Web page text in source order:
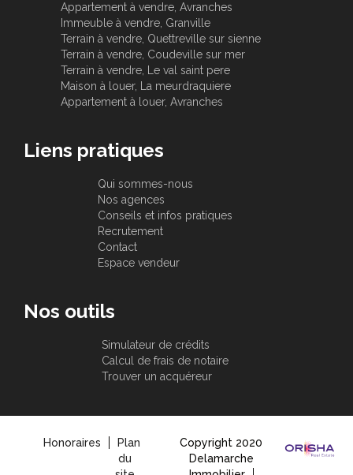
Appartement à vendre, Avranches
Immeuble à vendre, Granville
Terrain à vendre, Quettreville sur sienne
Terrain à vendre, Coudeville sur mer
Terrain à vendre, Le val saint pere
Maison à louer, La meurdraquiere
Appartement à louer, Avranches
Liens pratiques
Qui sommes-nous
Nos agences
Conseils et infos pratiques
Recrutement
Contact
Espace vendeur
Nos outils
Simulateur de crédits
Calcul de frais de notaire
Trouver un acquéreur
Honoraires
Plan
du
Copyright 2020
Delamarche